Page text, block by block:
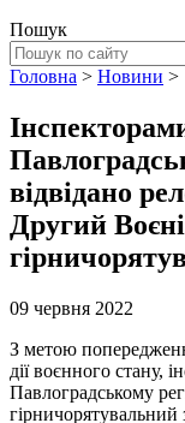
Пошук
Головна > Новини >
відвідано
Другий
09 червня 2022
З метою
дії воєнного стану,
Павлоградському
гірничорятувальний